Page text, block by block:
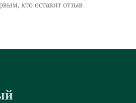
кто оставит отзыв